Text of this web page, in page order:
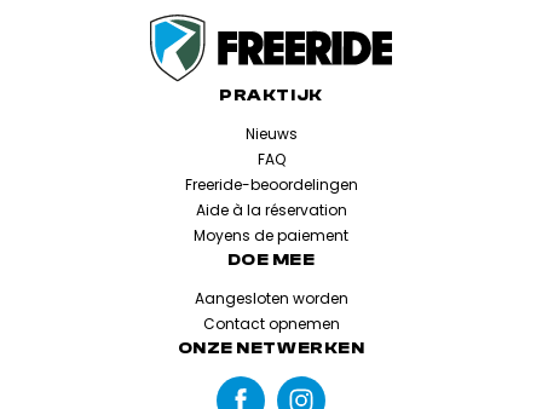
PRAKTIJK
Nieuws
FAQ
Freeride-beoordelingen
Aide à la réservation
Moyens de paiement
DOE MEE
Aangesloten worden
Contact opnemen
ONZE NETWERKEN